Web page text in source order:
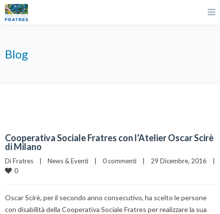
Blog
Cooperativa Sociale Fratres con l’Atelier Oscar Scirè
di Milano
Di Fratres News & Eventi 0 commenti 29 Dicembre, 2016
0
Oscar Scirè, per il secondo anno consecutivo, ha scelto le persone
con disabilità della Cooperativa Sociale Fratres per realizzare la sua